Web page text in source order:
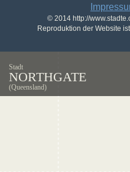
© 2014 http://
Reproduktion der Website
Stadt
NORTHGATE
(Queensland)